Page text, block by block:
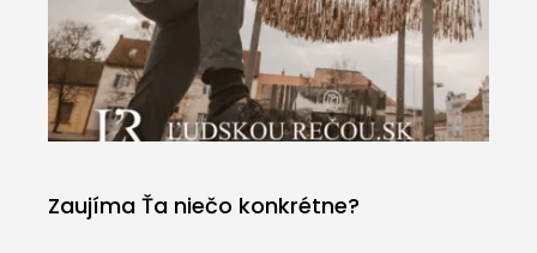
Zaujíma Ťa niečo konkrétne?